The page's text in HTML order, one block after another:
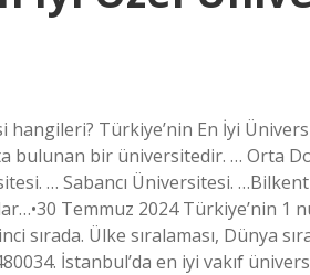
hangileri? Türkiye’nin En İyi
bulunan bir üniversitedir. … Orta
… Sabancı Üniversitesi.
Temmuz 2024 Türkiye’nin 1
sırada. Ülke sıralaması, Dünya
İstanbul’da en iyi vakıf